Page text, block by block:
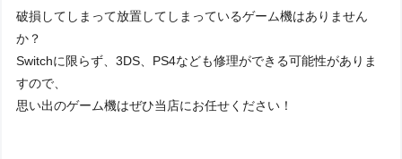
破損してしまって放置してしまっているゲーム機はありません
か？
Switchに限らず、3DS、PS4なども修理ができる可能性がありま
すので、
思い出のゲーム機はぜひ当店にお任せください！